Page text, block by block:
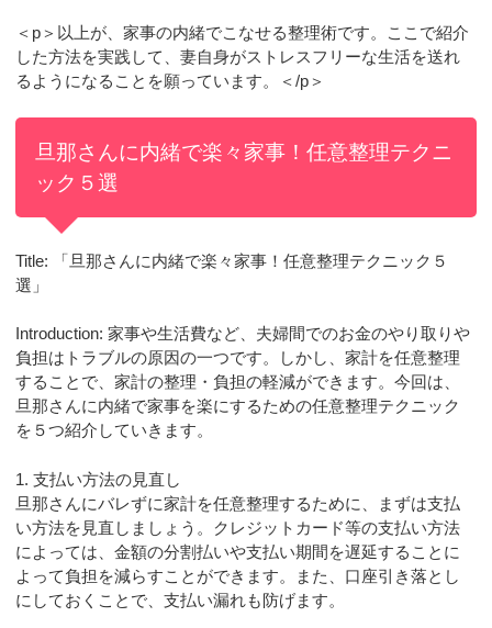
＜p＞以上が、家事の内緒でこなせる整理術です。ここで紹介
した方法を実践して、妻自身がストレスフリーな生活を送れ
るようになることを願っています。＜/p＞
旦那さんに内緒で楽々家事！任意整理テクニ
ック５選
Title: 「旦那さんに内緒で楽々家事！任意整理テクニック５
選」
Introduction: 家事や生活費など、夫婦間でのお金のやり取りや
負担はトラブルの原因の一つです。しかし、家計を任意整理
することで、家計の整理・負担の軽減ができます。今回は、
旦那さんに内緒で家事を楽にするための任意整理テクニック
を５つ紹介していきます。
1. 支払い方法の見直し
旦那さんにバレずに家計を任意整理するために、まずは支払
い方法を見直しましょう。クレジットカード等の支払い方法
によっては、金額の分割払いや支払い期間を遅延することに
よって負担を減らすことができます。また、口座引き落とし
にしておくことで、支払い漏れも防げます。